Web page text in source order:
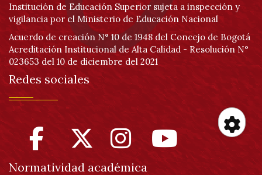
Institución de Educación Superior sujeta a inspección y
vigilancia por el Ministerio de Educación Nacional
Acuerdo de creación N° 10 de 1948 del Concejo de Bogotá
Acreditación Institucional de Alta Calidad - Resolución N°
023653 del 10 de diciembre del 2021
Redes sociales
Normatividad académica